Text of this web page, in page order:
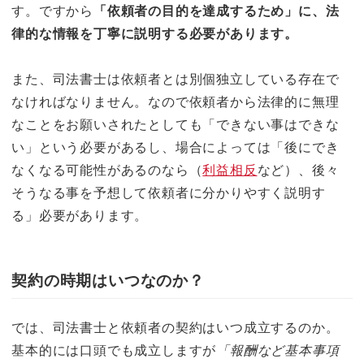
す。ですから 「依頼者の目的を達成するため」に、法
律的な情報を丁寧に説明する必要があります。
また、司法書士は依頼者とは別個独立している存在で
なければなりません。なので依頼者から法律的に無理
なことをお願いされたとしても「できない事はできな
い」という必要があるし、場合によっては「後にでき
なくなる可能性があるのなら（利益相反など）、後々
そうなる事を予想して依頼者に分かりやすく説明す
る」必要があります。
契約の時期はいつなのか？
では、司法書士と依頼者の契約はいつ成立するのか。
基本的には口頭でも成立しますが 「報酬など基本事項